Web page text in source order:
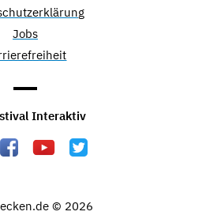
Jobs
Interaktiv
© 2026